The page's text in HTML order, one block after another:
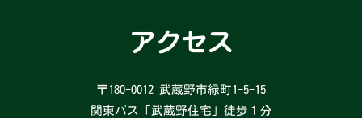
アクセス
〒180-0012 武蔵野市緑町1-5-15
関東バス「武蔵野住宅」徒歩１分